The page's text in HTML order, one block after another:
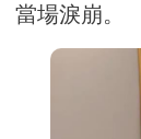
當場淚崩。